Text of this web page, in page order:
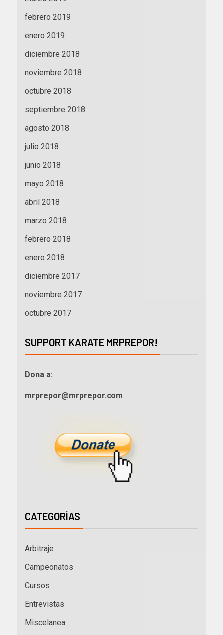
febrero 2019
enero 2019
diciembre 2018
noviembre 2018
octubre 2018
septiembre 2018
agosto 2018
julio 2018
junio 2018
mayo 2018
abril 2018
marzo 2018
febrero 2018
enero 2018
diciembre 2017
noviembre 2017
octubre 2017
SUPPORT KARATE MRPREPOR!
Dona a:
mrprepor@mrprepor.com
CATEGORÍAS
Arbitraje
Campeonatos
Cursos
Entrevistas
Miscelanea